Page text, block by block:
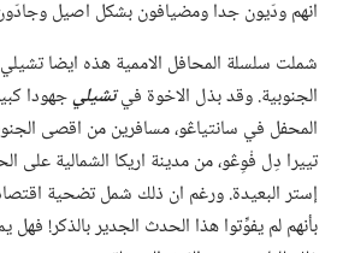
انهم ودّيون جدا ومضيافون بشكل اصيل
شملت سلسلة المحافل الاممية هذه ايضا تشيلي
الجنوبية.‏ وقد بذل الاخوة فيتشيليجهودا
المحفل في سانتياڠو،‏ مسافرين من اقصى
تييرا دِل فْوِڠو،‏ من مدينة اريكا الشمالية على
إستر البعيدة.‏ ورغم ان ذلك شمل تضحية
بأنهم لم يفوِّتوا هذا الحدث الجدير بالذكر!‏